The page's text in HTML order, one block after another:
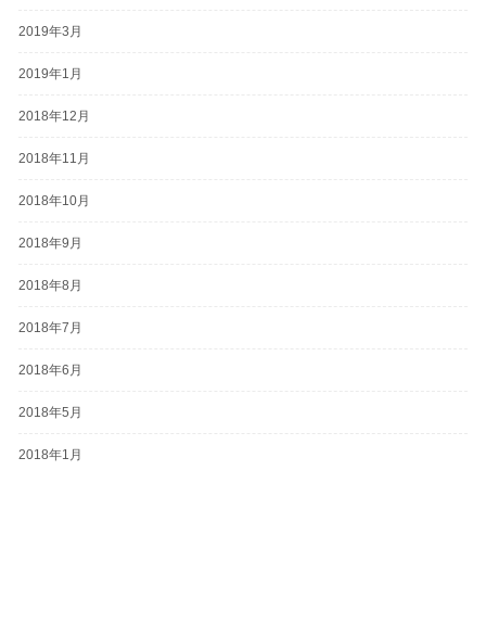
2019年3月
2019年1月
2018年12月
2018年11月
2018年10月
2018年9月
2018年8月
2018年7月
2018年6月
2018年5月
2018年1月